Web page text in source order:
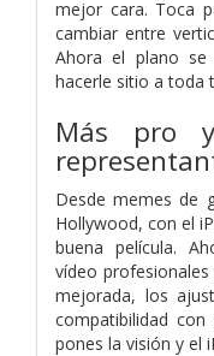
mejor cara. Toca
cambiar entre
Ahora el plano
hacerle sitio a toda
Más pro
Desde memes de
Hollywood, con el
buena película.
vídeo
mejorada, los
compatibilidad
pones la visión y el